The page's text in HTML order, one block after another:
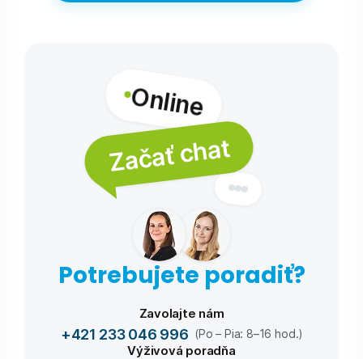
Online
Začať chat
Potrebujete poradiť?
Zavolajte nám
+421 233 046 996 (Po – Pia: 8–16 hod.)
Výživová poradňa